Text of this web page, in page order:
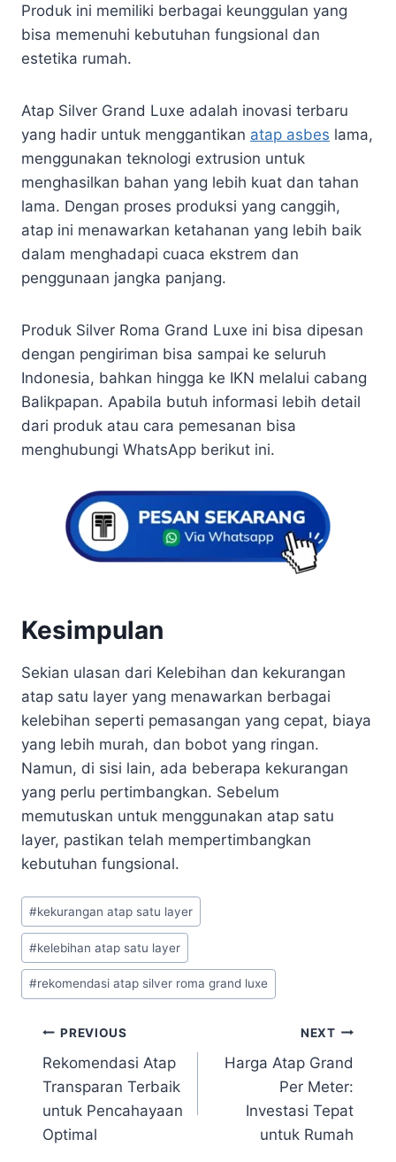
Produk ini memiliki berbagai keunggulan yang
bisa memenuhi kebutuhan fungsional dan
estetika rumah.
Atap Silver Grand Luxe adalah inovasi terbaru
yang hadir untuk menggantikan atap asbes lama,
menggunakan teknologi extrusion untuk
menghasilkan bahan yang lebih kuat dan tahan
lama. Dengan proses produksi yang canggih,
atap ini menawarkan ketahanan yang lebih baik
dalam menghadapi cuaca ekstrem dan
penggunaan jangka panjang.
Produk Silver Roma Grand Luxe ini bisa dipesan
dengan pengiriman bisa sampai ke seluruh
Indonesia, bahkan hingga ke IKN melalui cabang
Balikpapan. Apabila butuh informasi lebih detail
dari produk atau cara pemesanan bisa
menghubungi WhatsApp berikut ini.
Kesimpulan
Sekian ulasan dari Kelebihan dan kekurangan
atap satu layer yang menawarkan berbagai
kelebihan seperti pemasangan yang cepat, biaya
yang lebih murah, dan bobot yang ringan.
Namun, di sisi lain, ada beberapa kekurangan
yang perlu pertimbangkan. Sebelum
memutuskan untuk menggunakan atap satu
layer, pastikan telah mempertimbangkan
kebutuhan fungsional.
#kekurangan atap satu layer
#kelebihan atap satu layer
#rekomendasi atap silver roma grand luxe
PREVIOUS
Rekomendasi Atap
Transparan Terbaik
untuk Pencahayaan
Optimal
NEXT
Harga Atap Grand
Per Meter:
Investasi Tepat
untuk Rumah